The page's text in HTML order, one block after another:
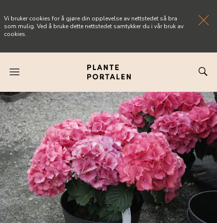
FORSIDEN
NYHETER
ARTIKLER
OM PLANTEPORTALEN
KONTAKT
Vi bruker cookies for å gjøre din opplevelse av nettstedet så bra
som mulig. Ved å bruke dette nettstedet samtykker du i vår bruk av
cookies.